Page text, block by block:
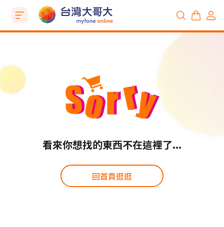
看來你想找的東西不在這裡了...
回首頁逛逛